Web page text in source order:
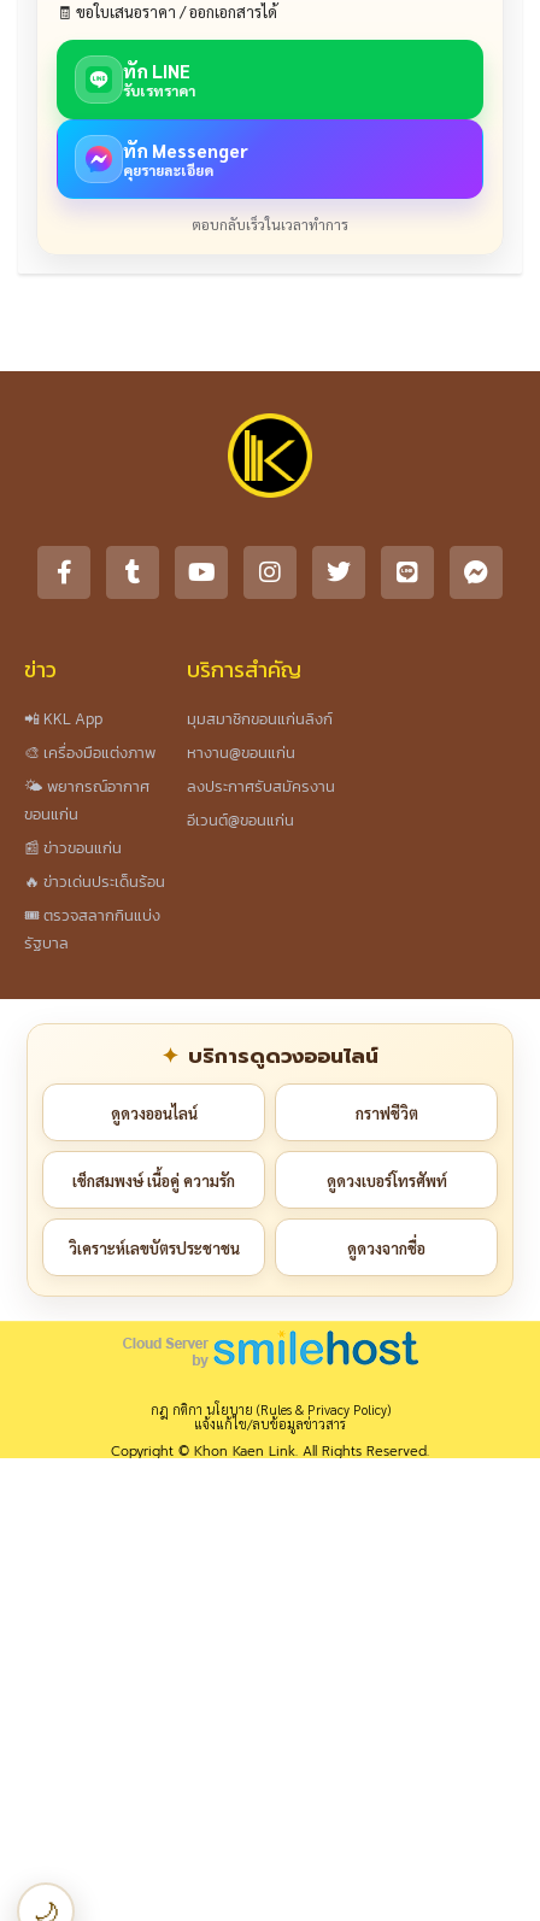
🧾 ขอใบเสนอราคา / ออกเอกสารได้
ทัก LINE
รับเรทราคา
ทัก Messenger
คุยรายละเอียด
ตอบกลับเร็วในเวลาทำการ
ข่าว
📲 KKL App
🎨 เครื่องมือแต่งภาพ
🌤️ พยากรณ์อากาศ
ขอนแก่น
📰 ข่าวขอนแก่น
🔥 ข่าวเด่นประเด็นร้อน
🎟️ ตรวจสลากกินแบ่ง
รัฐบาล
บริการสำคัญ
มุมสมาชิกขอนแก่นลิงก์
หางาน@ขอนแก่น
ลงประกาศรับสมัครงาน
อีเวนต์@ขอนแก่น
บริการดูดวงออนไลน์
ดูดวงออนไลน์ กราฟชีวิต
เช็กสมพงษ์ เนื้อคู่ ความรัก ดูดวงเบอร์โทรศัพท์
วิเคราะห์เลขบัตรประชาชน ดูดวงจากชื่อ
กฎ กติกา นโยบาย (Rules & Privacy Policy)
แจ้งแก้ไข/ลบข้อมูลข่าวสาร
Copyright © Khon Kaen Link. All Rights Reserved.
🌙